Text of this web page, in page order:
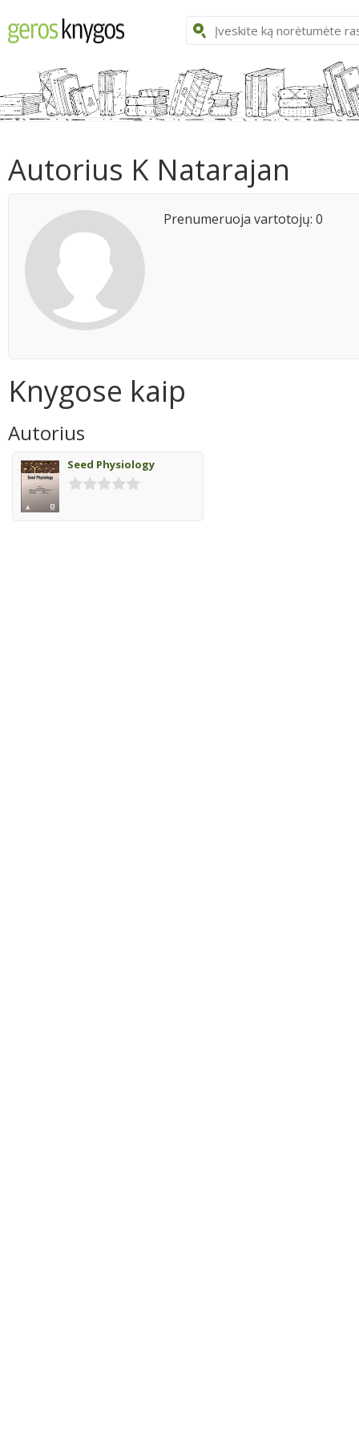
Autorius K Natarajan
Prenumeruoja vartotojų: 0
Knygose kaip
Autorius
Seed Physiology